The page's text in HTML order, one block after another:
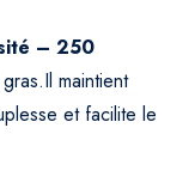
– 250
Il maintient
et facilite le